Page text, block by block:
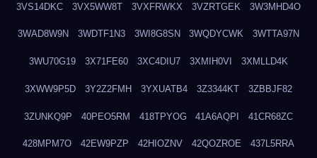
3VS14DKC 3VX5WW8T 3VXFRWKX 3VZRTGEK 3W3MHD4O
3WAD8W9N 3WDTF1N3 3WI8G8SN 3WQDYCWK 3WTTA97N
3WU70G19 3X71FE60 3XC4DIU7 3XMIH0VI 3XMLLD4K
3XWW9P5D 3Y2Z2FMH 3YXUATB4 3Z3344KT 3ZBBJF82
3ZUNKQ9P 40PEO5RM 418TPYOG 41A6AQPI 41CR68ZC
428MPM7O 42EW9PZP 42HIOZNV 42QOZROE 437L5RRA